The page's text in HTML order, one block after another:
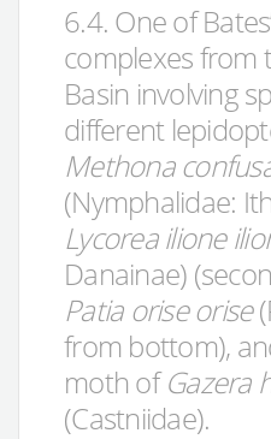
6.4. One of
complexes from
Basin involving
different
Methona
(Nymphalidae:
Lycorea ilione
Danainae)
Patia orise orise
from bottom),
moth ofGazera
(Castniidae).